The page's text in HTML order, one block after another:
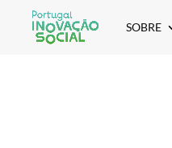
SOBRE